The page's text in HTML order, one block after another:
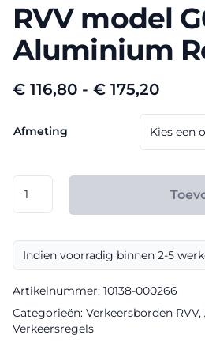
RVV model
Aluminium
€ 116,80 - € 175,20
€
tot
€
Afmeting
model
klasse
Recycled
Sign
aantal
Indien voorradig binnen 2-5
Artikelnummer: 10138-000266
Categorieën: Verkeersborden RVV,
Verkeersregels